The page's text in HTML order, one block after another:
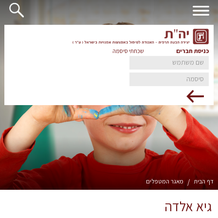
כניסת חברים שכחתי סיסמה
דף הבית / מאגר המטפלים
גיא אלדה